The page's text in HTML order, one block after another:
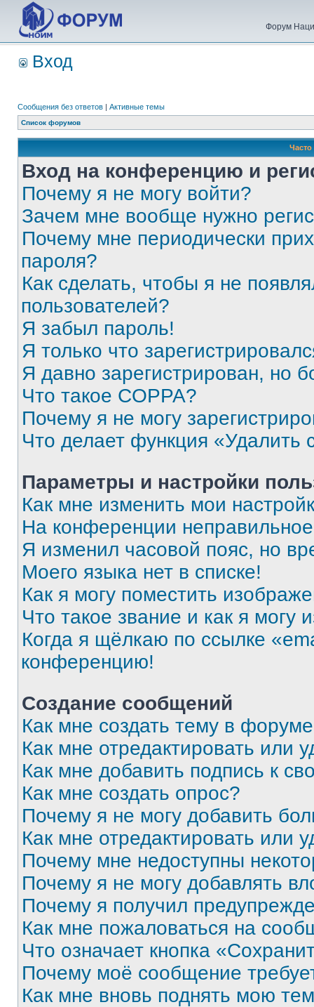
Форум
Вход
Сообщения без ответов | Активные темы
Список форумов
Вход на конференцию и
Почему я не могу войти?
Зачем мне вообще нужно
Почему мне периодически
пароля?
Как сделать, чтобы я не
пользователей?
Я забыл пароль!
Я только что
Я давно зарегистрирован, но
Что такое COPPA?
Почему я не могу
Что делает функция «Удалить
Параметры и настройки
Как мне изменить мои
На конференции
Я изменил часовой пояс, но
Моего языка нет в списке!
Как я могу поместить
Что такое звание и как я могу
Когда я щёлкаю по ссылке
конференцию!
Создание сообщений
Как мне создать тему в
Как мне отредактировать или
Как мне добавить подпись к
Как мне создать опрос?
Почему я не могу добавить
Как мне отредактировать или
Почему мне недоступны
Почему я не могу добавлять
Почему я получил
Как мне пожаловаться на
Что означает кнопка
Почему моё сообщение
Как мне вновь поднять мою